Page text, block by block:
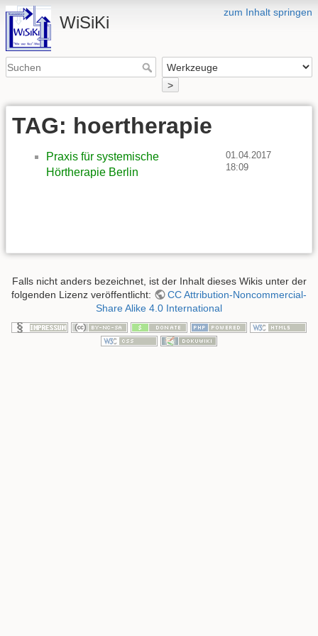
zum Inhalt springen
WiSiKi
>
TAG: hoertherapie
Praxis für systemische
Hörtherapie Berlin
01.04.2017
18:09
Falls nicht anders bezeichnet, ist der Inhalt dieses Wikis unter der
folgenden Lizenz veröffentlicht:
CC Attribution-Noncommercial-
Share Alike 4.0 International